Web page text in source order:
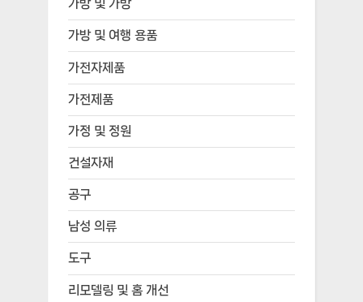
가방 및 가방
가방 및 여행 용품
가전자제품
가전제품
가정 및 정원
건설자재
공구
남성 의류
도구
리모델링 및 홈 개선